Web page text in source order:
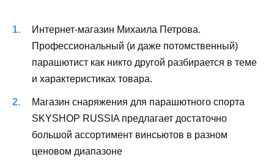
Интернет-магазин Михаила Петрова.
Профессиональный (и даже потомственный)
парашютист как никто другой разбирается в теме
и характеристиках товара.
Магазин снаряжения для парашютного спорта
SKYSHOP RUSSIA предлагает достаточно
большой ассортимент винсьютов в разном
ценовом диапазоне